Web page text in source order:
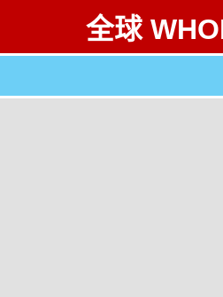
全球